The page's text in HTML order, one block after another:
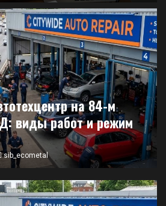
профессий через онлайн-
и форматы
на 84-м
виды работ и режим
sib_ecometal